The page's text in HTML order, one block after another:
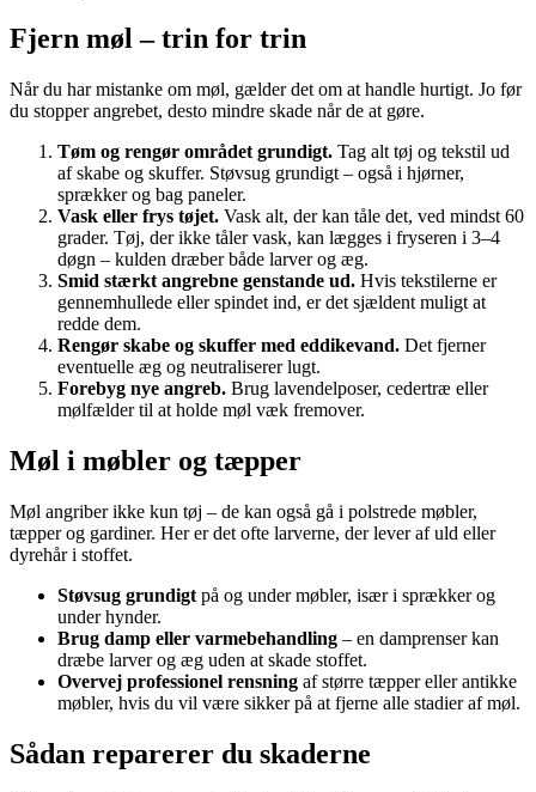
Fjern møl – trin for trin
Når du har mistanke om møl, gælder det om at handle hurtigt. Jo før
du stopper angrebet, desto mindre skade når de at gøre.
Tøm og rengør området grundigt. Tag alt tøj og tekstil ud
af skabe og skuffer. Støvsug grundigt – også i hjørner,
sprækker og bag paneler.
Vask eller frys tøjet. Vask alt, der kan tåle det, ved mindst 60
grader. Tøj, der ikke tåler vask, kan lægges i fryseren i 3–4
døgn – kulden dræber både larver og æg.
Smid stærkt angrebne genstande ud. Hvis tekstilerne er
gennemhullede eller spindet ind, er det sjældent muligt at
redde dem.
Rengør skabe og skuffer med eddikevand. Det fjerner
eventuelle æg og neutraliserer lugt.
Forebyg nye angreb. Brug lavendelposer, cedertræ eller
mølfælder til at holde møl væk fremover.
Møl i møbler og tæpper
Møl angriber ikke kun tøj – de kan også gå i polstrede møbler,
tæpper og gardiner. Her er det ofte larverne, der lever af uld eller
dyrehår i stoffet.
Støvsug grundigt på og under møbler, især i sprækker og
under hynder.
Brug damp eller varmebehandling – en damprenser kan
dræbe larver og æg uden at skade stoffet.
Overvej professionel rensning af større tæpper eller antikke
møbler, hvis du vil være sikker på at fjerne alle stadier af møl.
Sådan reparerer du skaderne